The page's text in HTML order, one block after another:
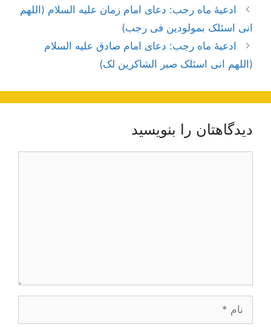
ناوبری
نوشته‌ها
ادعیۀ ماه رجب: دعای امام زمان علیه السلام (اللهم
انی اسئلک بمولودین فی رجب)
ادعیۀ ماه رجب: دعای امام صادق علیه السلام
(اللهم انی اسئلک صبر الشاکرین لک)
دیدگاهتان را بنویسید